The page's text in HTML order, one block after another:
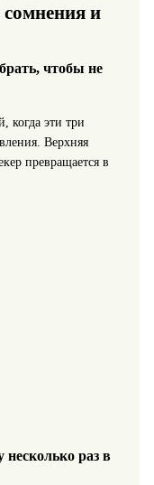
и
чтобы не
когда эти три
Верхняя
превращается в
раз в